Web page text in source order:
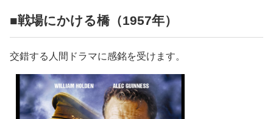
■戦場にかける橋（1957年）
交錯する人間ドラマに感銘を受けます。